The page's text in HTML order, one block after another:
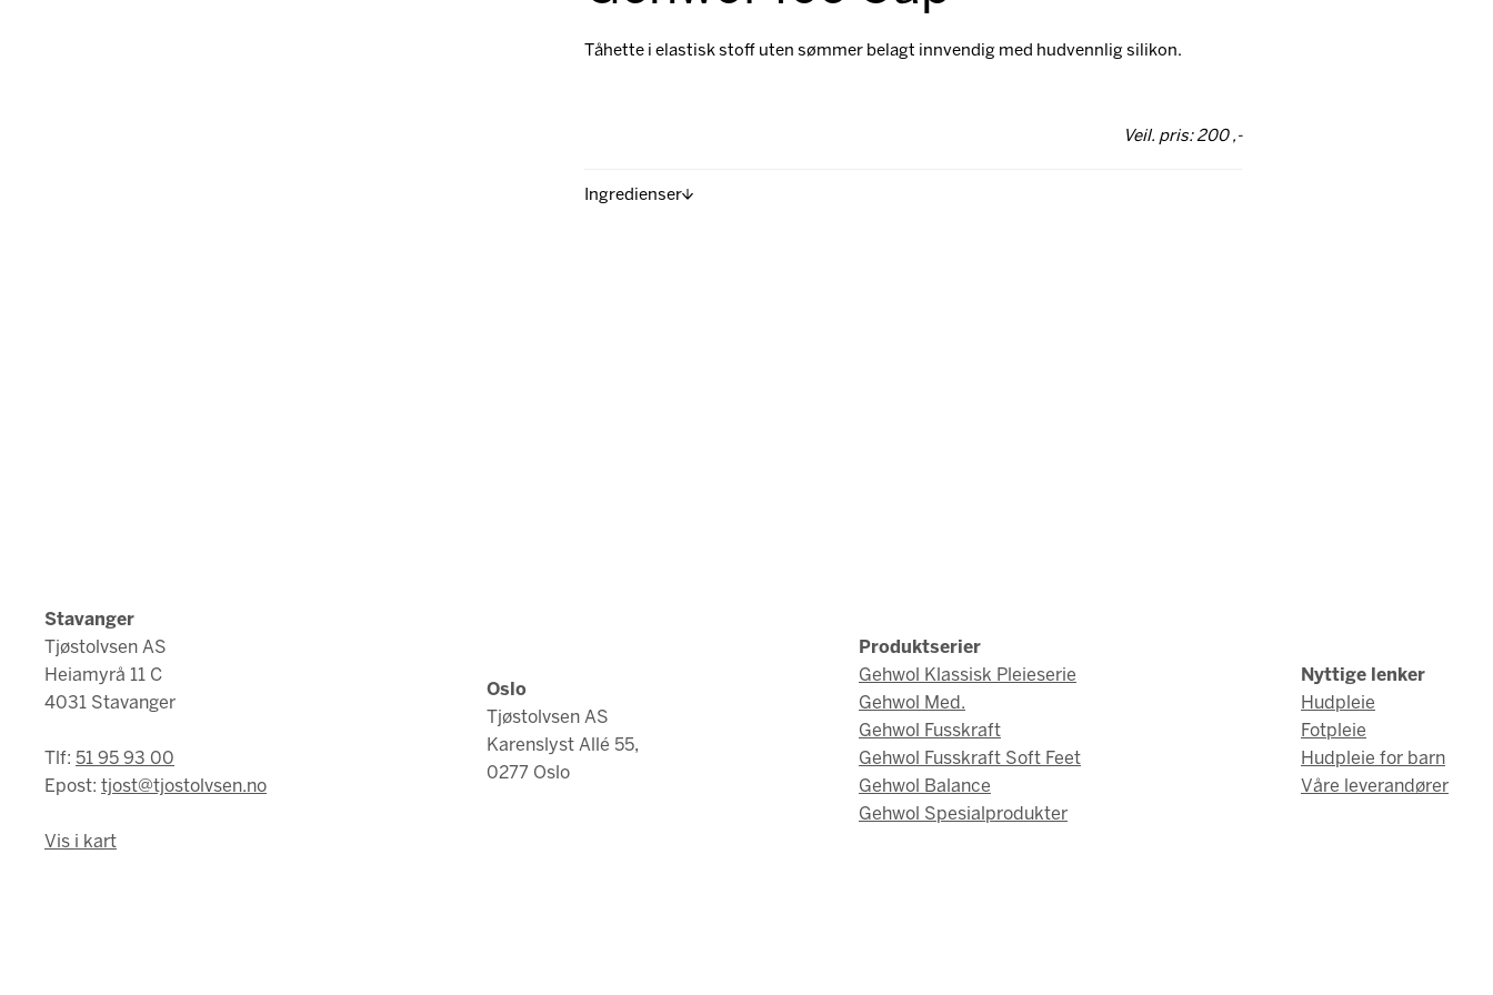
Tåhette i elastisk stoff uten sømmer belagt innvendig med hudvennlig silikon.
Veil. pris: 200 ,-
Ingredienser
Stavanger
Tjøstolvsen AS
Heiamyrå 11 C
4031 Stavanger
Tlf: 51 95 93 00
Epost: tjost@tjostolvsen.no
Vis i kart
Oslo
Tjøstolvsen AS
Karenslyst Allé 55,
0277 Oslo
Produktserier
Gehwol Klassisk Pleieserie
Gehwol Med.
Gehwol Fusskraft
Gehwol Fusskraft Soft Feet
Gehwol Balance
Gehwol Spesialprodukter
Nyttige lenker
Hudpleie
Fotpleie
Hudpleie for barn
Våre leverandører